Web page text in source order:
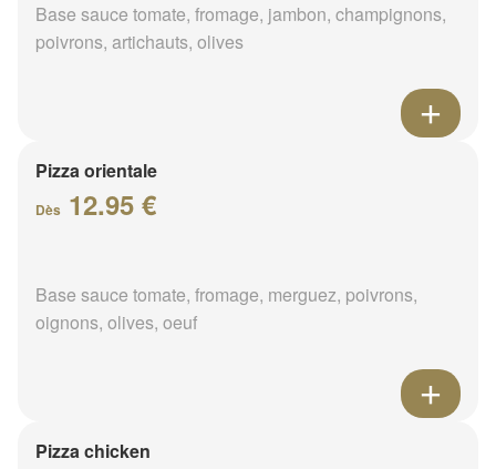
Base sauce tomate, fromage, jambon, champignons,
poivrons, artichauts, olives
Pizza orientale
Dès 12.95 €
Base sauce tomate, fromage, merguez, poivrons,
oignons, olives, oeuf
Pizza chicken